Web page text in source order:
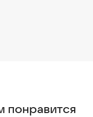
с умными часами на
Обратите внимание:
прямо сейчас и
понравится